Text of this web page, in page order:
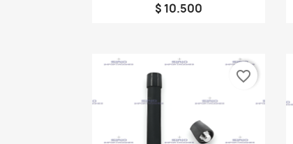
$ 10.500
favorite_border